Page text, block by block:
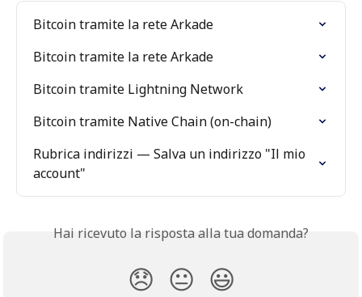
Bitcoin tramite la rete Arkade
Bitcoin tramite la rete Arkade
Bitcoin tramite Lightning Network
Bitcoin tramite Native Chain (on-chain)
Rubrica indirizzi — Salva un indirizzo "Il mio
account"
Hai ricevuto la risposta alla tua domanda?
😞 😐 😃